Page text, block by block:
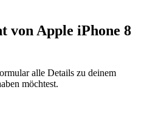
von Apple iPhone 8
alle Details zu deinem
möchtest.